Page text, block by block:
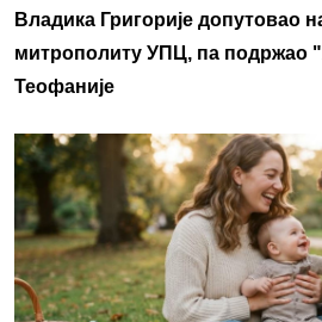
Владика Григорије допутовао
митрополиту УПЦ, па подржао
Теофаније